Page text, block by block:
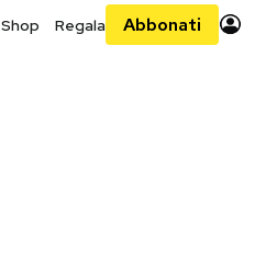
Shop Regala Abbonati